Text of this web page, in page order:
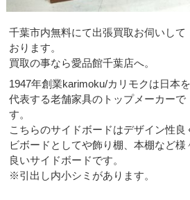
千葉市内無料にて出張買取お伺いして
おります。
買取の事なら愛品館千葉店へ。
1947年創業karimoku/カリモクは日本を
代表する老舗家具のトップメーカーで
す。
こちらのサイドボードはデザイン性
ビボードとしてや飾り棚、本棚など
良いサイドボードです。
※引出し内小シミがあります。